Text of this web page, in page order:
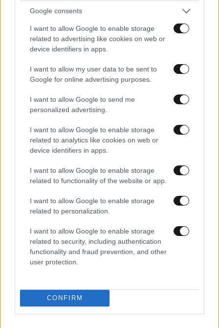
Google consents
I want to allow Google to enable storage
related to advertising like cookies on web or
device identifiers in apps.
I want to allow my user data to be sent to
Google for online advertising purposes.
I want to allow Google to send me
personalized advertising.
I want to allow Google to enable storage
related to analytics like cookies on web or
device identifiers in apps.
I want to allow Google to enable storage
related to functionality of the website or app.
I want to allow Google to enable storage
related to personalization.
I want to allow Google to enable storage
related to security, including authentication
functionality and fraud prevention, and other
user protection.
CONFIRM
Είναι 12·01·2024 19:37
Και χαβαλες ο [...]...το θέμα Γιωργάκη είναι το χασαμε
το κορμί πατριώτη...και μέσα από τα χέρια μας
247 12·01·2024 15:49
Όταν είσαι ψυχικά ασθενής , πρέπει να ζητήσεις
βοήθεια .
Απαντήστε
TRENDING